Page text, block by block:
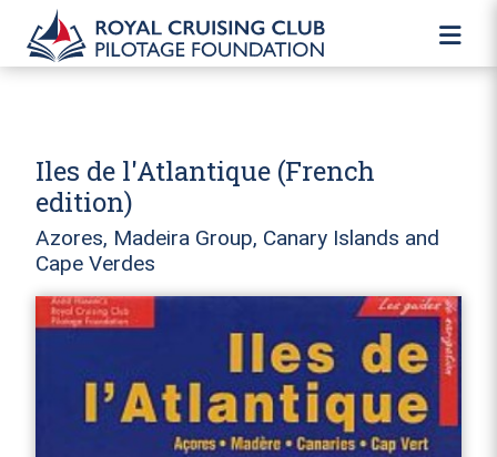
Iles de l'Atlantique (French
edition)
Azores, Madeira Group, Canary Islands and
Cape Verdes